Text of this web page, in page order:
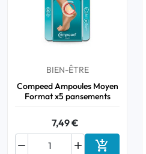
BIEN-ÊTRE
Compeed Ampoules Moyen
Format x5 pansements
7,49 €

 